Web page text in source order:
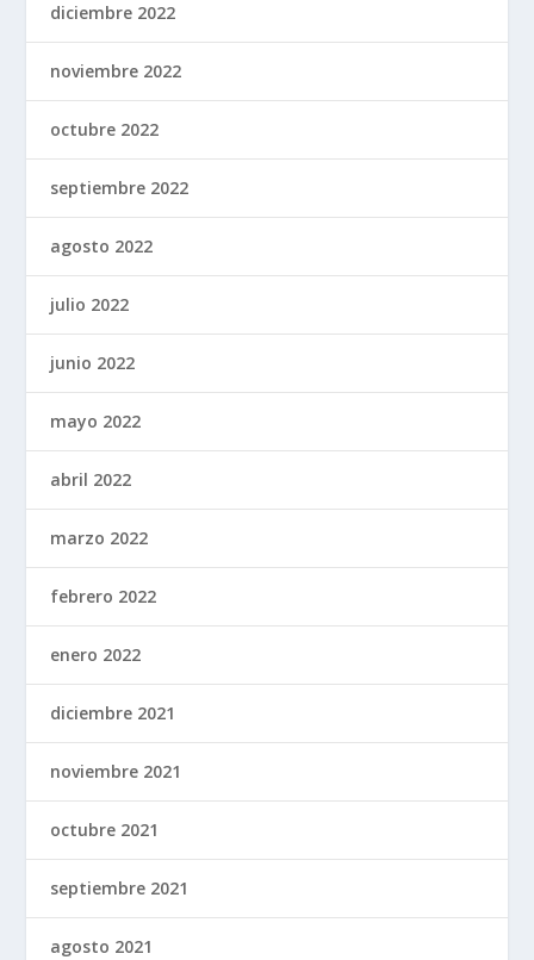
diciembre 2022
noviembre 2022
octubre 2022
septiembre 2022
agosto 2022
julio 2022
junio 2022
mayo 2022
abril 2022
marzo 2022
febrero 2022
enero 2022
diciembre 2021
noviembre 2021
octubre 2021
septiembre 2021
agosto 2021